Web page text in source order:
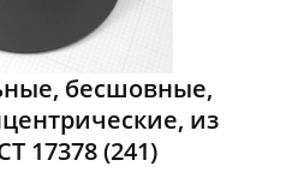
бесшовные,
из
17378(241)